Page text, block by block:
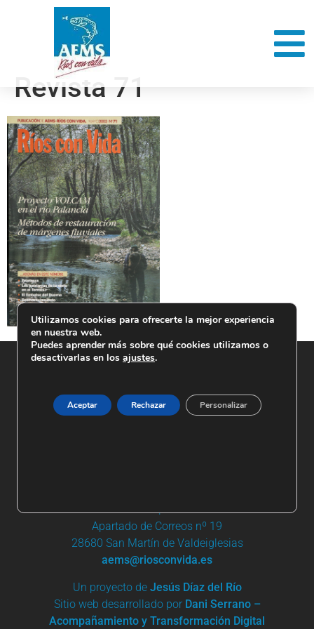
Revista 71
+ 34 91 861 03 95 | +34 685 744 919
Apartado de Correos nº 19
28680 San Martín de Valdeiglesias
aems@riosconvida.es
Un proyecto de Jesús Díaz del Río
Sitio web desarrollado por Dani Serrano –
Acompañamiento y Transformación Digital
Utilizamos cookies para ofrecerte la mejor experiencia
en nuestra web.
Puedes aprender más sobre qué cookies utilizamos o
desactivarlas en los ajustes.
Aceptar Rechazar Personalizar